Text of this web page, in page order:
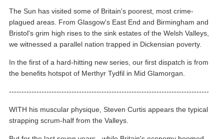
The Sun has visited some of Britain's poorest, most crime-
plagued areas. From Glasgow's East End and Birmingham and
Bristol's grim high rises to the sink estates of the Welsh Valleys,
we witnessed a parallel nation trapped in Dickensian poverty.
In the first of a hard-hitting new series, our first dispatch is from
the benefits hotspot of Merthyr Tydfil in Mid Glamorgan.
--------------------------------------------------------------------------------
WITH his muscular physique, Steven Curtis appears the typical
strapping scrum-half from the Valleys.